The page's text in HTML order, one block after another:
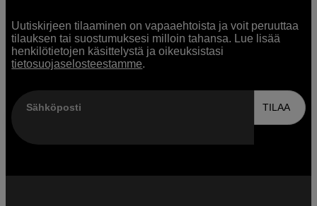
Uutiskirjeen tilaaminen on vapaaehtoista ja voit peruuttaa
tilauksen tai suostumuksesi milloin tahansa. Lue lisää
henkilötietojen käsittelystä ja oikeuksistasi
tietosuojaselosteestamme.
Sähköposti TILAA